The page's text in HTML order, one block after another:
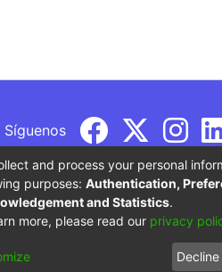
Síguenos
del Ministerio de
and process your personal
purposes: Authentication,
and Statistics.
more, please read our privacy
Decline